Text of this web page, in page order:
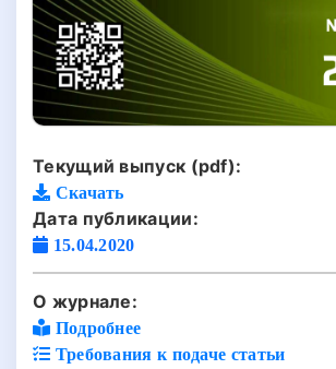
Текущий выпуск (pdf):
Скачать
Дата публикации:
15.04.2020
О журнале:
Подробнее
Требования к подаче статьи